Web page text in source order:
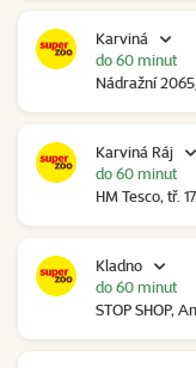
Karviná
Nádražní
do 60 minut
Karviná Ráj
HM Tesco, tř.
do 60 minut
Kladno
STOP SHOP,
do 60 minut